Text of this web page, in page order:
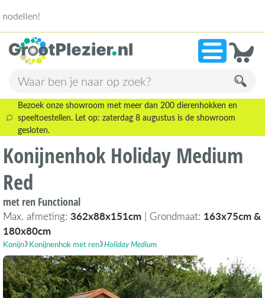
»13.946 beoordelingen!
Bezoek onze showroom met meer dan 200 dierenhokken en
speeltoestellen. Let op: zaterdag 8 augustus is de showroom
gesloten.
Konijnenhok Holiday Medium
Red
met ren Functional
Max. afmeting: 362x88x151cm | Grondmaat: 163x75cm &
180x80cm
Konijn Konijnenhok met ren Holiday Medium